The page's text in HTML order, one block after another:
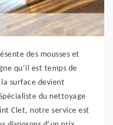
des mousses et
qu’il est temps de
surface devient
du nettoyage
Clet, notre service est